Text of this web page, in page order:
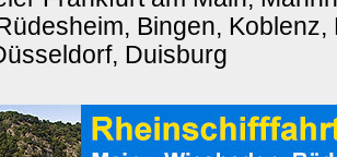
Bingen, Koblenz,
Duisburg